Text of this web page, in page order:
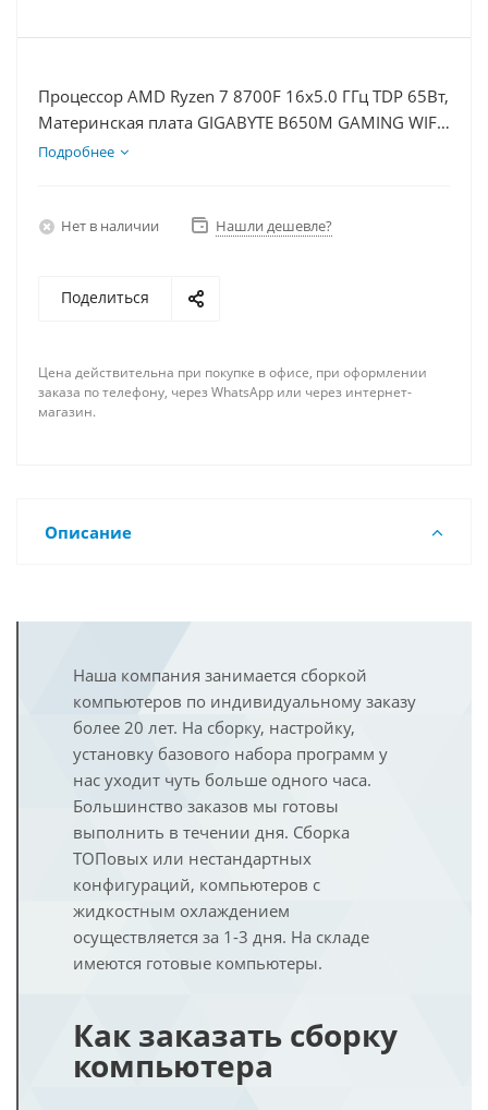
Процессор AMD Ryzen 7 8700F 16x5.0 ГГц TDP 65Вт,
Материнская плата GIGABYTE B650M GAMING WIFI,
Видеокарта GTX 1650 4Гб, Память DDR5 64Gb,
Подробнее
Нет в наличии Нашли дешевле?
Поделиться
Цена действительна при покупке в офисе, при оформлении
заказа по телефону, через WhatsApp или через интернет-
магазин.
Описание
Наша компания занимается сборкой
компьютеров по индивидуальному заказу
более 20 лет. На сборку, настройку,
установку базового набора программ у
нас уходит чуть больше одного часа.
Большинство заказов мы готовы
выполнить в течении дня. Сборка
ТОПовых или нестандартных
конфигураций, компьютеров с
жидкостным охлаждением
осуществляется за 1-3 дня. На складе
имеются готовые компьютеры.
Как заказать сборку
компьютера